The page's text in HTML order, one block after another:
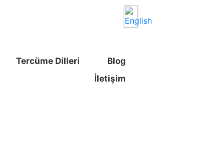
Tercüme Dilleri
Blog
İletişim